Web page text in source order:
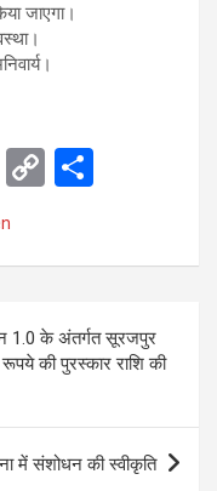
जाएगा।
G
C
n
k
1.0 के अंतर्गत सूरजपुर
की पुरस्कार राशि की
में संशोधन की स्वीकृति